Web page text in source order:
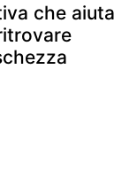
che aiuta